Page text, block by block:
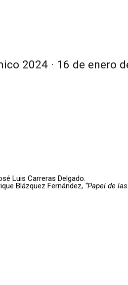
2024 · 16 de enero
Luis Carreras Delgado.
Blázquez Fernández, “Papel de